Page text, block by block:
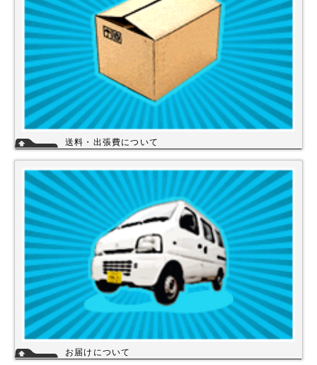
送料・出張費について
※エアコンなど大型商品は、別途費用がかかる場合がございますのでお問
い合わせください。
お届けについて